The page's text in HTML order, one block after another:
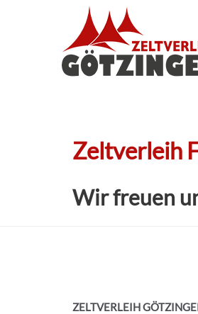
Zeltverleih
Wir freuen
ZELTVERLEIH